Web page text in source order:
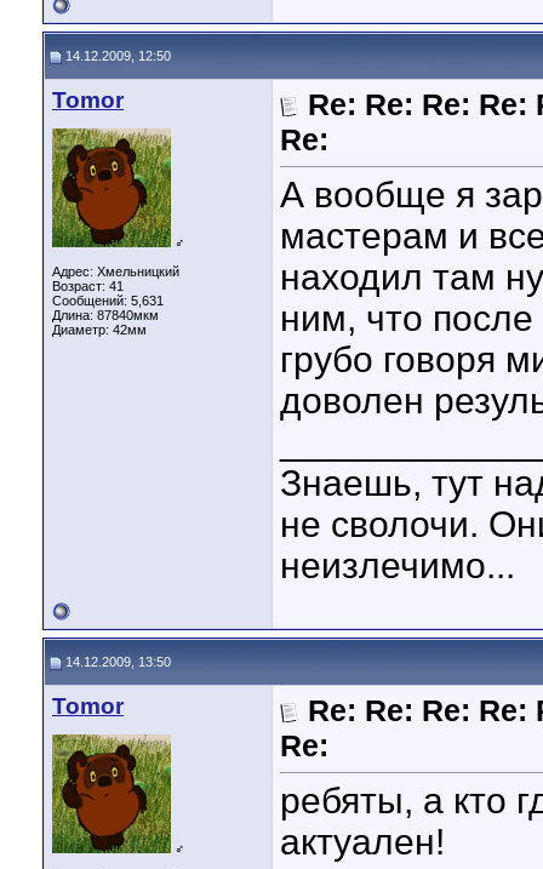
14.12.2009, 12:50
Tomor
♂
Адрес: Хмельницкий
Возраст: 41
Сообщений: 5,631
Длина: 87840мкм
Диаметр: 42мм
Re: Re: Re: Re:
Re:
А вообще я
мастерам и
находил там
ним, что
грубо говоря
доволен
Знаешь, тут
не сволочи.
неизлечимо...
14.12.2009, 13:50
Tomor
♂
Re: Re: Re: Re:
Re:
ребяты, а кто
актуален!